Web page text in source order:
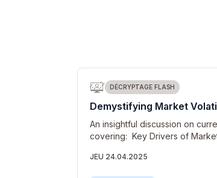
DÉCRYPTAGE FLASH
Demystifying Market
An insightful discussion on
covering: Key Drivers of
JEU 24.04.2025